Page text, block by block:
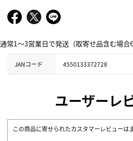
通常1～3営業日で発送（取寄せ品含む場合
JANコード 4550133372728
ユーザーレ
この商品に寄せられたカスタマーレビューは